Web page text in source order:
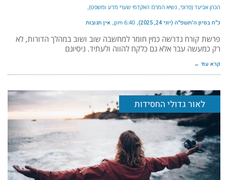
הכהן אביעד (פרופ', נשיא המרכז האקדמי שערי מדע ומשפט)
כ״ח בסיון ה׳תשפ״ה (יוני 24, 2025) 6:40 pm אין תגובות
פרשת קורח נדרשה כמין חומר למחשבה שוב ושוב במהלך הדורות, לא
רק כמעשה עבר אלא גם כלקח להווה ולעתיד. ניסיונם
קרא עוד ←
לאור גדולי החסידות